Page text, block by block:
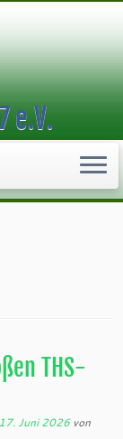
e.V.
THS-
17. Juni 2026 von